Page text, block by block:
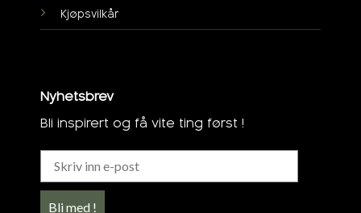
Kjøpsvilkår
Nyhetsbrev
Bli inspirert og få vite ting først !
Bli med !